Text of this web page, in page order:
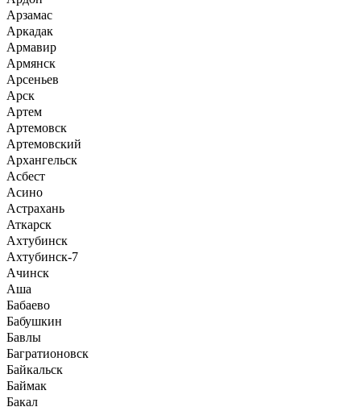
Арзамас
Аркадак
Армавир
Армянск
Арсеньев
Арск
Артем
Артемовск
Артемовский
Архангельск
Асбест
Асино
Астрахань
Аткарск
Ахтубинск
Ахтубинск-7
Ачинск
Аша
Бабаево
Бабушкин
Бавлы
Багратионовск
Байкальск
Баймак
Бакал